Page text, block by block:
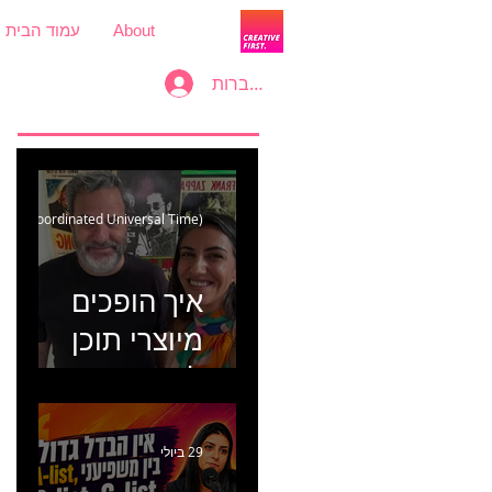
עמוד הבית About
להתחברות
איך הופכים
מיוצרי תוכן
למכונת
קמפיינים? פרק
446 עם יערה
(Coordinated Universal Time)
29 ביולי